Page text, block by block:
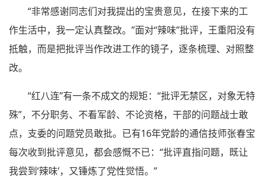
“非常感谢同志们对我提出的宝贵意见，在接下来的工
作生活中，我一定认真整改。”面对“辣味”批评，王重阳没有
抵触，而是把批评当作改进工作的镜子，逐条梳理、对照整
改。
“红八连”有一条不成文的规矩：“批评无禁区，对象无特
殊”，不分职务、不看军龄、不论资格，干部的问题战士敢
点，支委的问题党员敢批。已有16年党龄的通信技师张春宝
每次收到批评意见，都会感慨不已：“批评直指问题，既让
我尝到‘辣味’，又锤炼了党性觉悟。”